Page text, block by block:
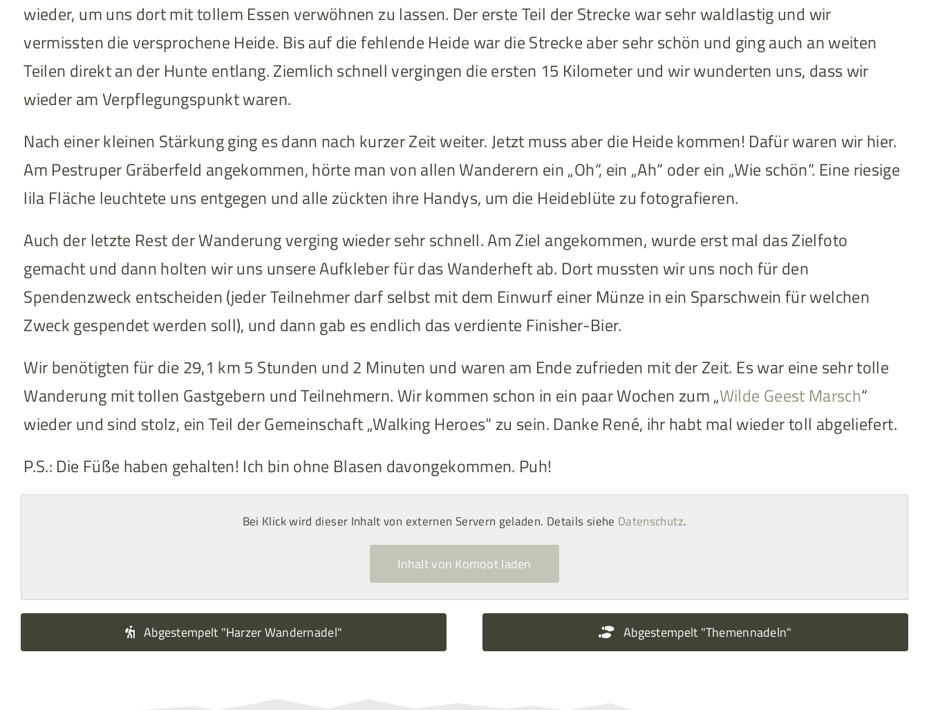
wieder, um uns dort mit tollem Essen verwöhnen zu lassen. Der erste Teil der Strecke war sehr waldlastig und wir
vermissten die versprochene Heide. Bis auf die fehlende Heide war die Strecke aber sehr schön und ging auch an weiten
Teilen direkt an der Hunte entlang. Ziemlich schnell vergingen die ersten 15 Kilometer und wir wunderten uns, dass wir
wieder am Verpflegungspunkt waren.
Nach einer kleinen Stärkung ging es dann nach kurzer Zeit weiter. Jetzt muss aber die Heide kommen! Dafür waren wir hier.
Am Pestruper Gräberfeld angekommen, hörte man von allen Wanderern ein „Oh“, ein „Ah“ oder ein „Wie schön“. Eine riesige
lila Fläche leuchtete uns entgegen und alle zückten ihre Handys, um die Heideblüte zu fotografieren.
Auch der letzte Rest der Wanderung verging wieder sehr schnell. Am Ziel angekommen, wurde erst mal das Zielfoto
gemacht und dann holten wir uns unsere Aufkleber für das Wanderheft ab. Dort mussten wir uns noch für den
Spendenzweck entscheiden (jeder Teilnehmer darf selbst mit dem Einwurf einer Münze in ein Sparschwein für welchen
Zweck gespendet werden soll), und dann gab es endlich das verdiente Finisher-Bier.
Wir benötigten für die 29,1 km 5 Stunden und 2 Minuten und waren am Ende zufrieden mit der Zeit. Es war eine sehr tolle
Wanderung mit tollen Gastgebern und Teilnehmern. Wir kommen schon in ein paar Wochen zum „Wilde Geest Marsch“
wieder und sind stolz, ein Teil der Gemeinschaft „Walking Heroes“ zu sein. Danke René, ihr habt mal wieder toll abgeliefert.
P.S.: Die Füße haben gehalten! Ich bin ohne Blasen davongekommen. Puh!
Bei Klick wird dieser Inhalt von externen Servern geladen. Details siehe Datenschutz.
Inhalt von Komoot laden
Abgestempelt "Harzer Wandernadel" Abgestempelt "Themennadeln"